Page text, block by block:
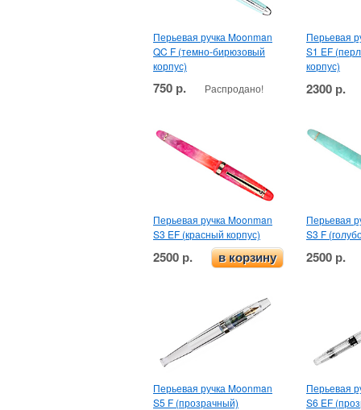
Перьевая ручка Moonman
QC F (темно-бирюзовый
корпус)
750 р. Распродано!
Перьевая
S1 EF
корпус)
2300 р.
Перьевая ручка Moonman
S3 EF (красный корпус)
2500 р. в корзину
Перьевая
S3 F
2500 р.
Перьевая ручка Moonman
S5 F (прозрачный)
Перьевая
S6 EF